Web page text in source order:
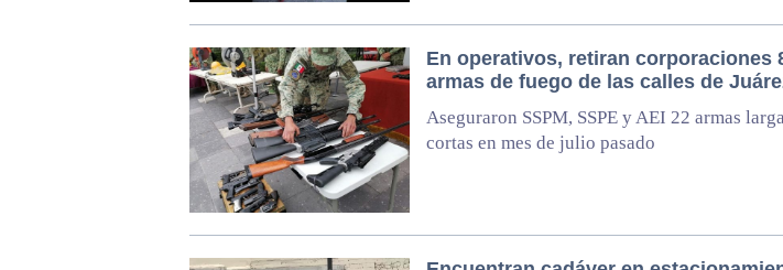
En operativos, retiran corporaciones
armas de fuego de las calles de
Aseguraron SSPM, SSPE y AEI 22 armas
cortas en mes de julio pasado